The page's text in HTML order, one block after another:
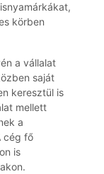
körben
a vállalat
saját
keresztül is
mellett
a
cég fő
is